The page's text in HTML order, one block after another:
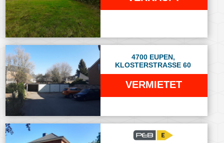
4700 EUPEN,
KLOSTERSTRASSE 60
VERMIETET